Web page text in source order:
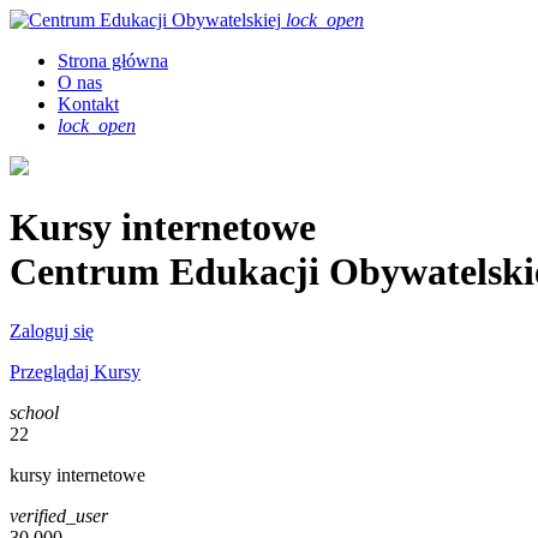
lock_open
Strona główna
O nas
Kontakt
lock_open
Kursy internetowe
Centrum Edukacji
Zaloguj się
Przeglądaj Kursy
school
22
kursy internetowe
verified_user